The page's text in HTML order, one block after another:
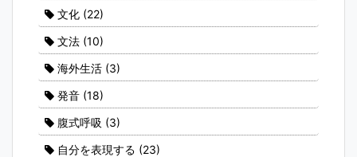
文化 (22)
文法 (10)
海外生活 (3)
発音 (18)
腹式呼吸 (3)
自分を表現する (23)